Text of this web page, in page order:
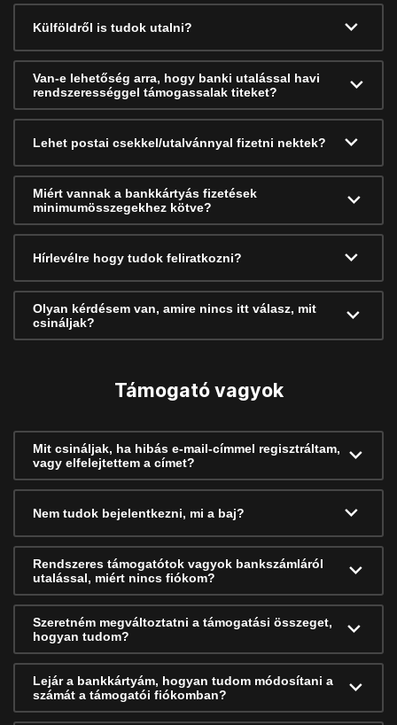
Külföldről is tudok utalni?
Van-e lehetőség arra, hogy banki utalással havi
rendszerességgel támogassalak titeket?
Lehet postai csekkel/utalvánnyal fizetni nektek?
Miért vannak a bankkártyás fizetések
minimumösszegekhez kötve?
Hírlevélre hogy tudok feliratkozni?
Olyan kérdésem van, amire nincs itt válasz, mit
csináljak?
Támogató vagyok
Mit csináljak, ha hibás e-mail-címmel regisztráltam,
vagy elfelejtettem a címet?
Nem tudok bejelentkezni, mi a baj?
Rendszeres támogatótok vagyok bankszámláról
utalással, miért nincs fiókom?
Szeretném megváltoztatni a támogatási összeget,
hogyan tudom?
Lejár a bankkártyám, hogyan tudom módosítani a
számát a támogatói fiókomban?